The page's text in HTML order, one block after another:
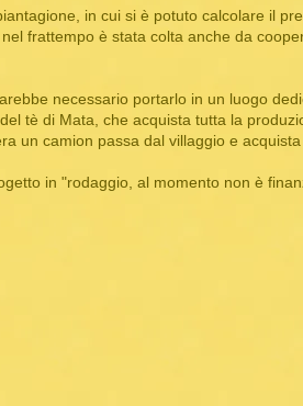
in cui si è potuto calcolare il
frattempo è stata colta anche da
necessario portarlo in un luogo
tè di Mata, che acquista tutta la
un camion passa dal villaggio e
in "rodaggio, al momento non è